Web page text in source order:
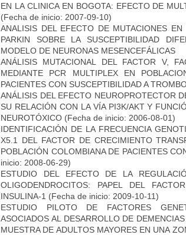
EN LA CLINICA EN BOGOTA: EFECTO DE
(Fecha de inicio: 2007-09-10)
ANALISIS DEL EFECTO DE MUTACIONES
PARKIN SOBRE LA SUSCEPTIBILIDAD
MODELO DE NEURONAS MESENCEFÁLICAS
ANÁLISIS MUTACIONAL DEL FACTOR V,
MEDIANTE PCR MULTIPLEX EN
PACIENTES CON SUSCEPTIBILIDAD A
ANÁLISIS DEL EFECTO NEUROPROTECTOR
SU RELACIÓN CON LA VÍA PI3K/AKT Y
NEUROTÓXICO (Fecha de inicio: 2006-08-01)
IDENTIFICACIÓN DE LA FRECUENCIA
X5.1 DEL FACTOR DE CRECIMIENTO
POBLACIÓN COLOMBIANA DE PACIENTES
inicio: 2008-06-29)
ESTUDIO DEL EFECTO DE LA
OLIGODENDROCITOS: PAPEL DEL
INSULINA-1 (Fecha de inicio: 2009-10-11)
ESTUDIO PILOTO DE FACTORES
ASOCIADOS AL DESARROLLO DE
MUESTRA DE ADULTOS MAYORES EN UNA